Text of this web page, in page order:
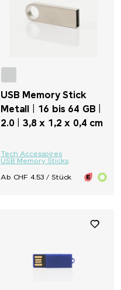
USB Memory Stick
Metall | 16 bis 64 GB |
2.0 | 3,8 x 1,2 x 0,4 cm
Tech Accessoires
USB Memory Sticks
Ab CHF 4.53 / Stück